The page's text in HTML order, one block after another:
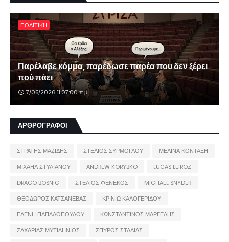
ΠΟΛΙΤΙΚΗ
Παρέλαβε κόμμα, παρέδωσε παρέα που δεν ξέρει
πού πάει
7/05/2026 11:07:00 π.μ.
ΑΡΘΡΟΓΡΑΦΟΙ
ΣΤΡΑΤΗΣ ΜΑΖΙΔΗΣ ΣΤΕΛΙΟΣ ΣΥΡΜΟΓΛΟΥ
ΜΕΛΙΝΑ ΚΟΝΤΑΞΗ
ΜΙΧΑΗΛ ΣΤΥΛΙΑΝΟΥ
ANDREW KORYBKO
LUCAS LEIROZ
DRAGO BOSNIC
ΣΤΕΛΙΟΣ ΦΕΝΕΚΟΣ
MICHAEL SNYDER
ΘΕΟΔΩΡΟΣ ΚΑΤΣΑΝΕΒΑΣ
ΚΡΙΝΙΩ ΚΑΛΟΓΕΡΙΔΟΥ
ΕΛΕΝΗ ΠΑΠΑΔΟΠΟΥΛΟΥ
ΚΩΝΣΤΑΝΤΙΝΟΣ ΜΑΡΓΕΛΗΣ
ΖΑΧΑΡΙΑΣ ΜΥΤΙΛΗΝΙΟΣ
ΣΠΥΡΟΣ ΣΤΑΛΙΑΣ